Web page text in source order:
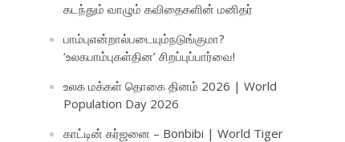
கடந்தும் வாழும் கவிதைகளின் மனிதர்
பாம்புஎன்றால்படையும்நடுங்குமா?
‘உலகபாம்புகள்தின’ சிறப்புப்பார்வை!
உலக மக்கள் தொகை தினம் 2026 | World
Population Day 2026
காட்டின் கர்ஜனை – Bonbibi | World Tiger